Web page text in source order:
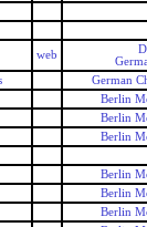
web
German
Berlin
Berlin
Berlin
Berlin
Berlin
Berlin